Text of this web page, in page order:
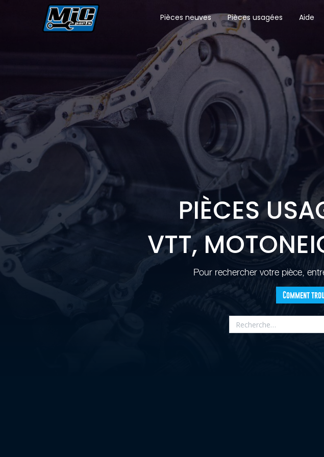
Pièces neuves Pièces usagées Aide
PIÈCES
VTT,
Pour rechercher votre pièce,
Comment